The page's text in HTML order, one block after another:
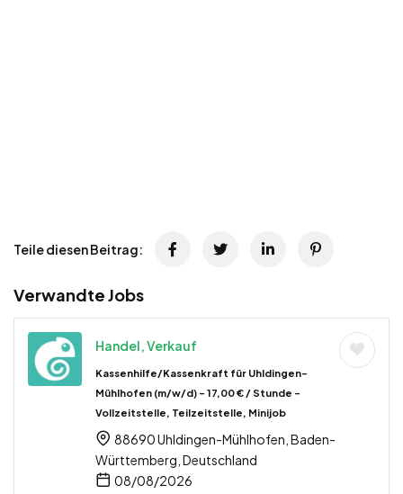
Teile diesen Beitrag:
Verwandte Jobs
Handel, Verkauf
Kassenhilfe/Kassenkraft für Uhldingen-
Mühlhofen (m/w/d) – 17,00 € / Stunde –
Vollzeitstelle, Teilzeitstelle, Minijob
88690 Uhldingen-Mühlhofen, Baden-
Württemberg, Deutschland
08/08/2026